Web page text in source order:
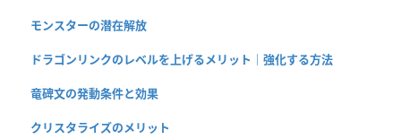
モンスターの潜在解放
ドラゴンリンクのレベルを上げるメリット｜強化する方法
竜碑文の発動条件と効果
クリスタライズのメリット